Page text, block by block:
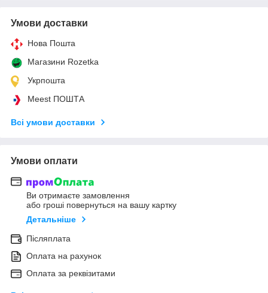
Умови доставки
Нова Пошта
Магазини Rozetka
Укрпошта
Meest ПОШТА
Всі умови доставки
Умови оплати
Ви отримаєте замовлення
або гроші повернуться на вашу картку
Детальніше
Післяплата
Оплата на рахунок
Оплата за реквізитами